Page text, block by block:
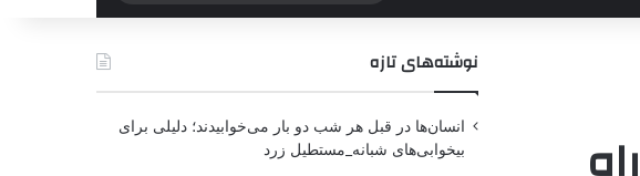
نوشته‌های تازه
انسان‌ها در قبل هر شب دو بار می‌خوابیدند؛ دلیلی برای
بیخوابی‌های شبانه_مستطیل زرد